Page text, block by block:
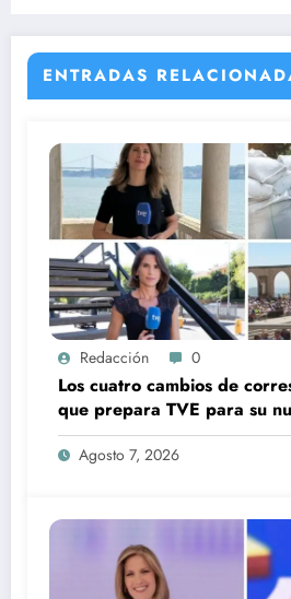
ENTRADAS
Redacción 0
Los cuatro cambios de
que prepara TVE para su
temporada
Agosto 7, 2026